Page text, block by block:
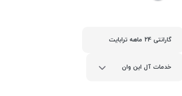
گارانتی 24 ماهه ترابایت
خدمات آل این وان